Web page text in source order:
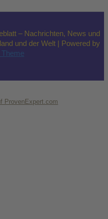
– Nachrichten, News und
und der Welt | Powered by
ProvenExpert.com